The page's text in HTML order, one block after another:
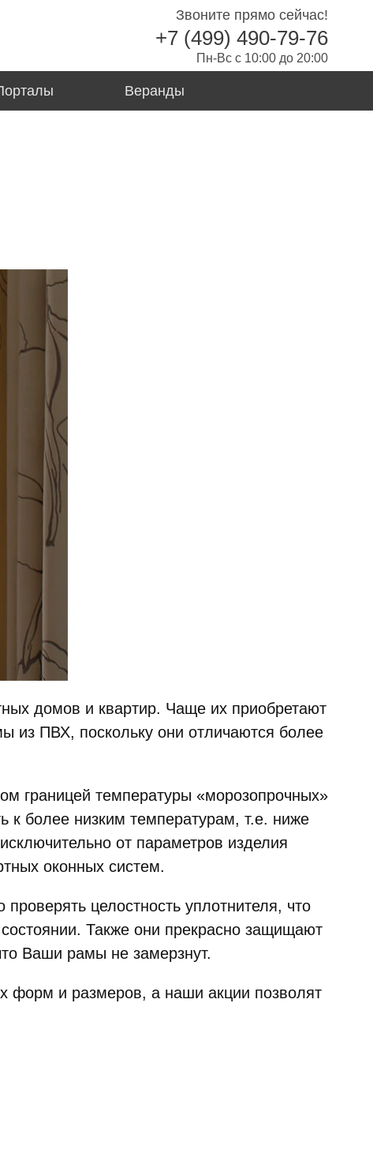
Звоните прямо сейчас!
+7 (499) 490-79-76
Пн-Вс с 10:00 до 20:00
Веранды
домов и квартир. Чаще их приобретают
из ПВХ, поскольку они отличаются более
границей температуры «морозопрочных»
к более низким температурам, т.е. ниже
от параметров изделия
оконных систем.
целостность уплотнителя, что
Также они прекрасно защищают
Ваши рамы не замерзнут.
форм и размеров, а наши акции позволят